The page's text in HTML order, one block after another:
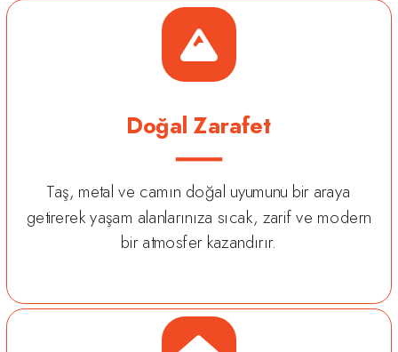
Doğal Zarafet
Taş, metal ve camın doğal uyumunu bir araya
getirerek yaşam alanlarınıza sıcak, zarif ve modern
bir atmosfer kazandırır.